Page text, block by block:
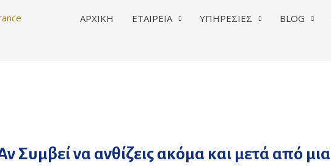
ΑΡΧΙΚΗ ΕΤΑΙΡΕΙΑ ΥΠΗΡΕΣΙΕΣ BLOG
Συμβεί να ανθίζεις ακόμα και μετά από μια